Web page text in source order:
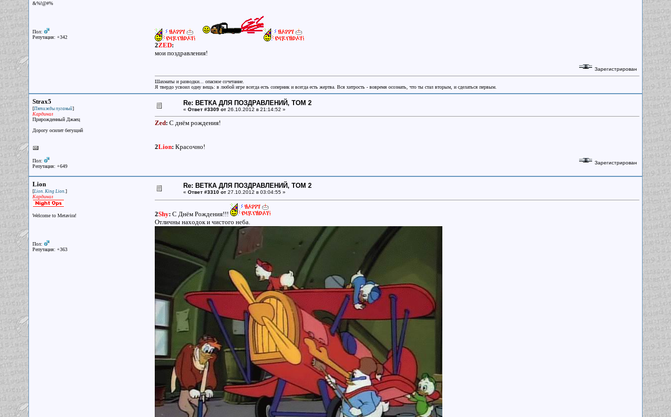
&%!@#%
Пол:
Репутация: +342
2ZED:
мои поздравления!
Зарегистрирован
Шахматы и разводки... опасное сочетание.
Я твердо усвоил одну вещь: в любой игре всегда есть соперник и всегда есть жертва. Вся хитрость - вовремя осознать, что ты стал вторым, и сделаться первым.
Strax5
[Пятижды пуганый]
Кардинал
Прирожденный Джаец
Дорогу осилит бегущий
Пол:
Репутация: +649
Re: ВЕТКА ДЛЯ ПОЗДРАВЛЕНИЙ, ТОМ 2
« Ответ #3309 от 26.10.2012 в 21:14:52 »
Zed: С днём рождения!
2Lion: Красочно!
Зарегистрирован
Lion
[Lion. King Lion.]
Кардинал
Welcome to Metavira!
Пол:
Репутация: +363
Re: ВЕТКА ДЛЯ ПОЗДРАВЛЕНИЙ, ТОМ 2
« Ответ #3310 от 27.10.2012 в 03:04:55 »
2Shy: С Днём Рождения!!!
Отличны находок и чистого неба.